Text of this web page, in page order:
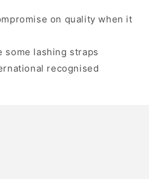
on quality when it
some lashing straps
recognised